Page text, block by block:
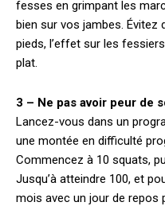
fesses en grimpant les
bien sur vos jambes. Évitez
pieds, l’effet sur les
plat.
3 – Ne pas avoir peur de
Lancez-vous dans un
une montée en difficulté
Commencez à 10 squats,
Jusqu’à atteindre 100, et
mois avec un jour de repos